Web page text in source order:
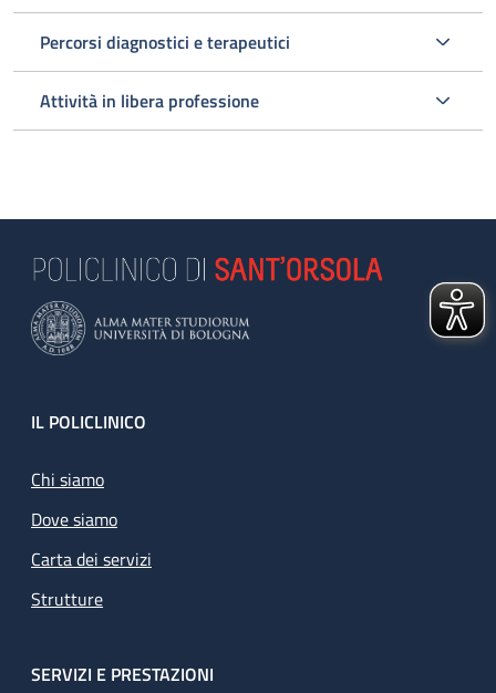
Percorsi diagnostici e terapeutici
Attività in libera professione
Footer
IL POLICLINICO
Chi siamo
Dove siamo
Carta dei servizi
Strutture
SERVIZI E PRESTAZIONI